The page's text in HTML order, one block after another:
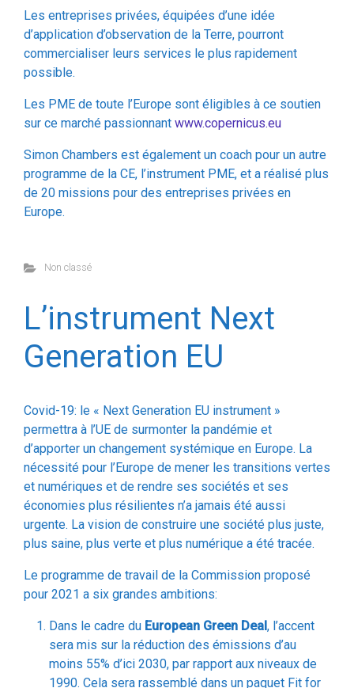
commercialiser leurs services le plus rapidement
possible.
Les PME de toute l’Europe sont éligibles à ce soutien
sur ce marché passionnant
Simon Chambers est également un coach pour un autre
programme de la CE, l’instrument PME, et a réalisé plus
de 20 missions pour des entreprises privées en
Europe.
L’instrument Next
Generation EU
Covid-19: le « Next Generation EU instrument »
d’apporter un changement systémique en Europe. La
nécessité pour l’Europe de mener les transitions vertes
et numériques et de rendre ses sociétés et ses
économies plus résilientes n’a jamais été aussi
urgente. La vision de construire une société plus juste,
plus saine, plus verte et plus numérique a été tracée.
Le programme de travail de la Commission proposé
pour 2021 a six grandes ambitions:
Dans le cadre duEuropean Green Deal, l’accent
sera mis sur la réduction des émissions d’au
moins 55% d’ici 2030, par rapport aux niveaux de
1990. Cela sera rassemblé dans un paquet Fit for
55, qui couvrira tout, des énergies renouvelables à
l’efficacité énergétique, en passant par les